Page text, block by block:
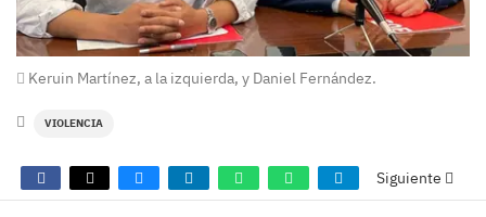
Keruin Martínez, a la izquierda, y Daniel Fernández.
VIOLENCIA
Siguiente